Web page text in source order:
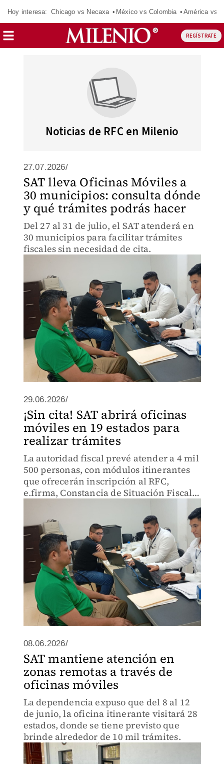
Hoy interesa: Chicago vs Necaxa México vs Colombia América vs
REGÍSTRATE
Noticias de RFC en Milenio
27.07.2026/
SAT lleva Oficinas Móviles a
30 municipios: consulta dónde
y qué trámites podrás hacer
Del 27 al 31 de julio, el SAT atenderá en
30 municipios para facilitar trámites
fiscales sin necesidad de cita.
29.06.2026/
¡Sin cita! SAT abrirá oficinas
móviles en 19 estados para
realizar trámites
La autoridad fiscal prevé atender a 4 mil
500 personas, con módulos itinerantes
que ofrecerán inscripción al RFC,
e.firma, Constancia de Situación Fiscal y
08.06.2026/
SAT mantiene atención en
zonas remotas a través de
oficinas móviles
La dependencia expuso que del 8 al 12
de junio, la oficina itinerante visitará 28
estados, donde se tiene previsto que
brinde alrededor de 10 mil trámites.